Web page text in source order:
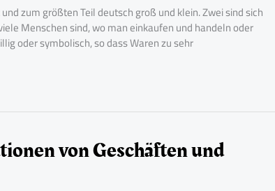
zum größten Teil deutsch groß und klein. Zwei sind sich
Menschen sind, wo man einkaufen und handeln oder
oder symbolisch, so dass Waren zu sehr
von Geschäften und